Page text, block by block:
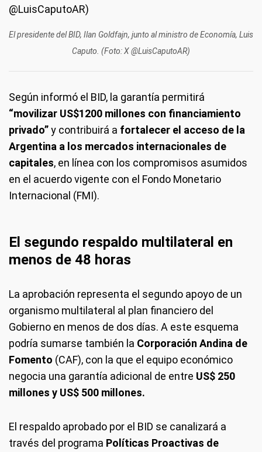
El presidente del BID, Ilan Goldfajn, junto al ministro de Economía, Luis
Caputo. (Foto: X @LuisCaputoAR)
Según informó el BID, la garantía permitirá
“movilizar US$1200 millones con financiamiento
privado”y contribuirá a fortalecer el acceso de la
Argentina a los mercados internacionales de
capitales, en línea con los compromisos asumidos
en el acuerdo vigente con el Fondo Monetario
Internacional (FMI).
El segundo respaldo multilateral en
menos de 48 horas
La aprobación representa el segundo apoyo de un
organismo multilateral al plan financiero del
Gobierno en menos de dos días. A este esquema
podría sumarse también la Corporación Andina de
Fomento (CAF), con la que el equipo económico
negocia una garantía adicional de entre US$ 250
millones y US$ 500 millones.
El respaldo aprobado por el BID se canalizará a
través del programa Políticas Proactivas de